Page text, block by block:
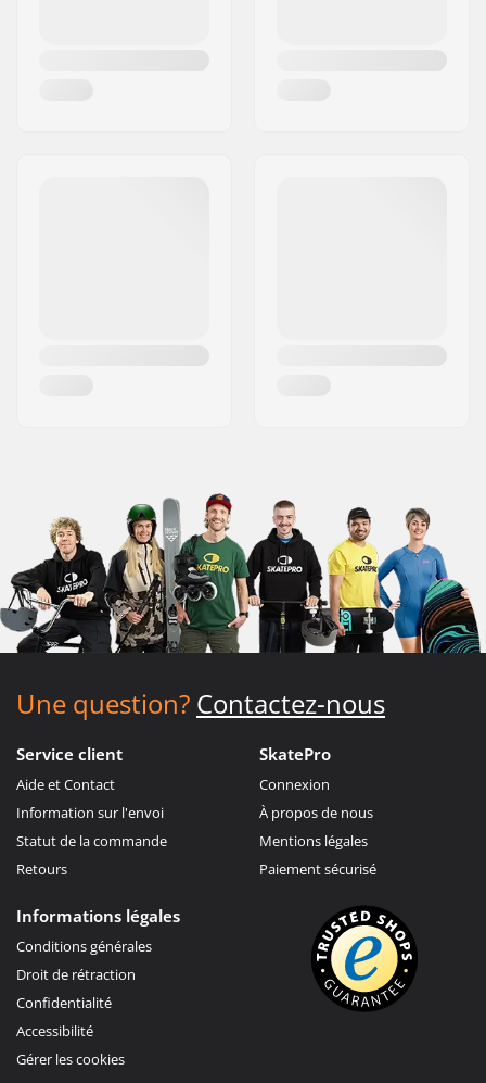
Une question? Contactez-nous
Service client
Aide et Contact
Information sur l'envoi
Statut de la commande
Retours
SkatePro
Connexion
À propos de nous
Mentions légales
Paiement sécurisé
Informations légales
Conditions générales
Droit de rétraction
Confidentialité
Accessibilité
Gérer les cookies